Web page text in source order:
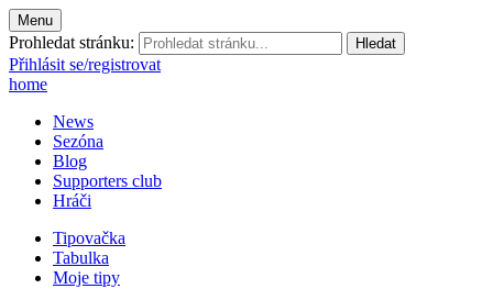
Menu
Prohledat stránku:
Přihlásit se/registrovat
home
News
Sezóna
Blog
Supporters club
Hráči
Tipovačka
Tabulka
Moje tipy